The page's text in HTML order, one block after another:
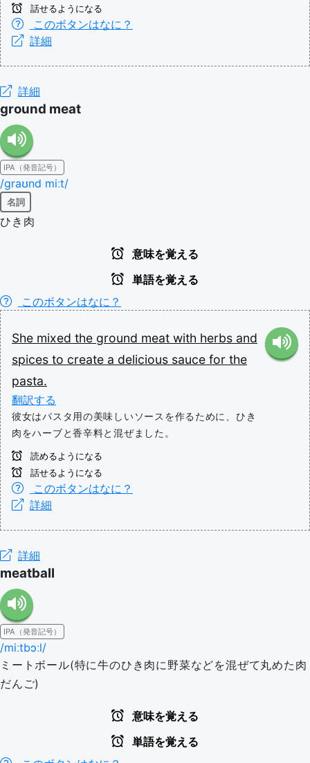
話せるようになる
このボタンはなに？
詳細
詳細
ground meat
IPA（発音記号）
/ɡraʊnd miːt/
名詞
ひき肉
意味を覚える
単語を覚える
このボタンはなに？
She mixed the ground meat with herbs and
spices to create a delicious sauce for the
pasta.
翻訳する
彼女はパスタ用の美味しいソースを作るために、ひき
肉をハーブと香辛料と混ぜました。
読めるようになる
話せるようになる
このボタンはなに？
詳細
詳細
meatball
IPA（発音記号）
/miːtbɔːl/
ミートボール(特に牛のひき肉に野菜などを混ぜて丸めた肉
だんご)
意味を覚える
単語を覚える